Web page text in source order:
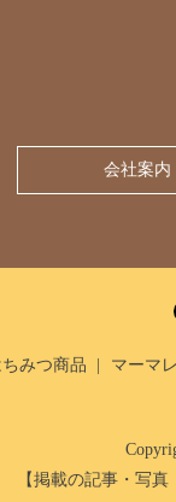
会社案内
ちみつ商品 マーマ
【掲載の記事・写